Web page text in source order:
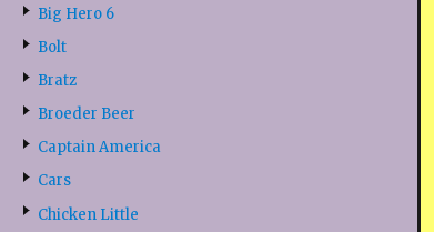
Big Hero 6
Bolt
Bratz
Broeder Beer
Captain America
Cars
Chicken Little